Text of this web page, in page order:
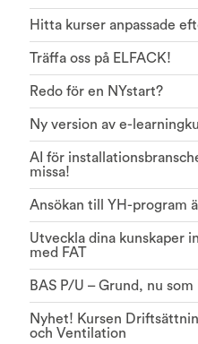
Hitta kurser anpassade
Träffa oss på ELFACK!
Redo för en NYstart?
Ny version av e-
AI för
missa!
Ansökan till YH-program
Utveckla dina kunskaper
med FAT
BAS P/U – Grund, nu
Nyhet! Kursen
och Ventilation